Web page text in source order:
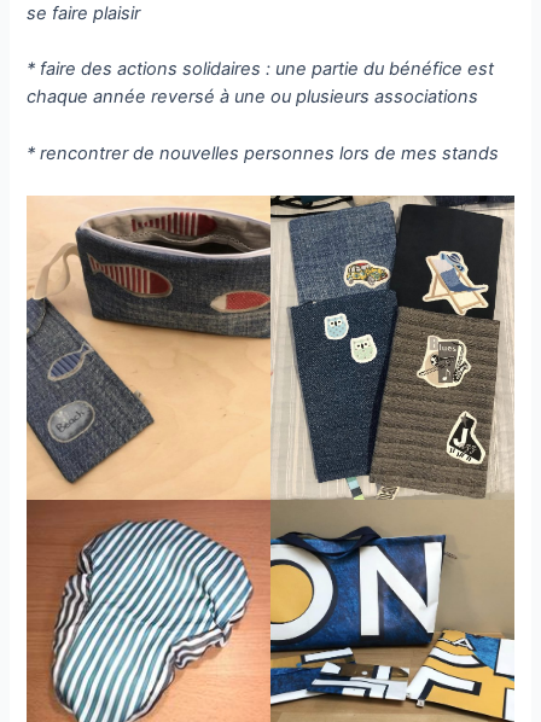
se faire plaisir
* faire des actions solidaires : une partie du bénéfice est
chaque année reversé à une ou plusieurs associations
* rencontrer de nouvelles personnes lors de mes stands